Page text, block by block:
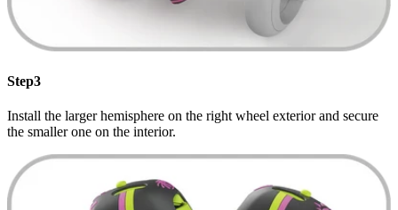
Step3
Install the larger hemisphere on the right wheel exterior and secure
the smaller one on the interior.